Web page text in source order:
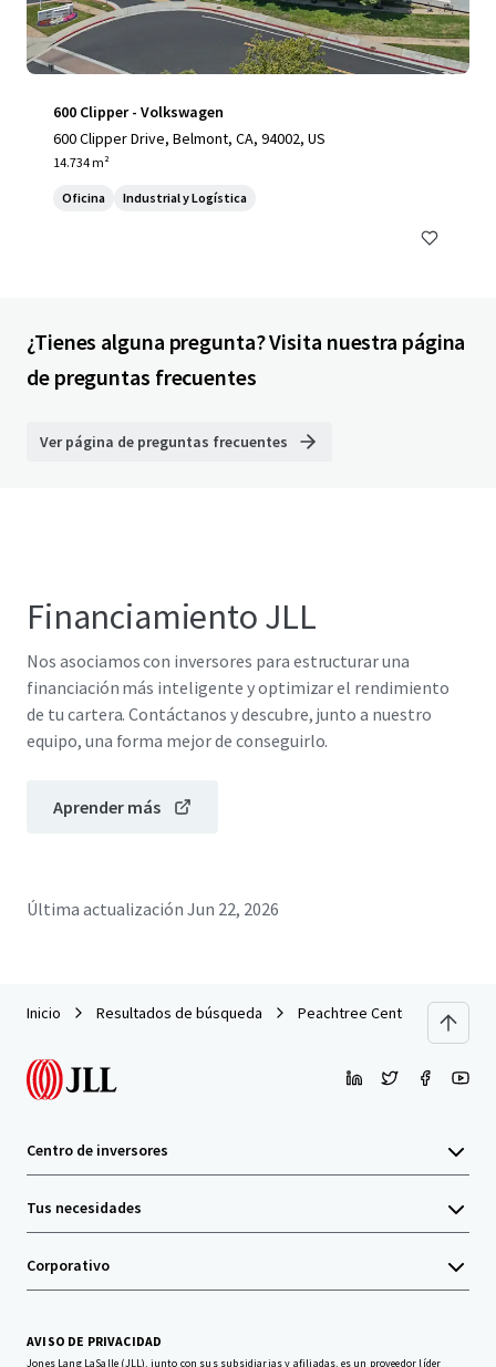
600 Clipper - Volkswagen
600 Clipper Drive, Belmont, CA, 94002, US
14.734 m²
Oficina Industrial y Logística
¿Tienes alguna pregunta? Visita nuestra página
de preguntas frecuentes
Ver página de preguntas frecuentes
Financiamiento JLL
Nos asociamos con inversores para estructurar una
financiación más inteligente y optimizar el rendimiento
de tu cartera. Contáctanos y descubre, junto a nuestro
equipo, una forma mejor de conseguirlo.
Aprender más
Última actualización Jun 22, 2026
Inicio Resultados de búsqueda Peachtree Center
Centro de inversores
Tus necesidades
Corporativo
AVISO DE PRIVACIDAD
Jones Lang LaSalle (JLL), junto con sus subsidiarias y afiliadas, es un proveedor líder